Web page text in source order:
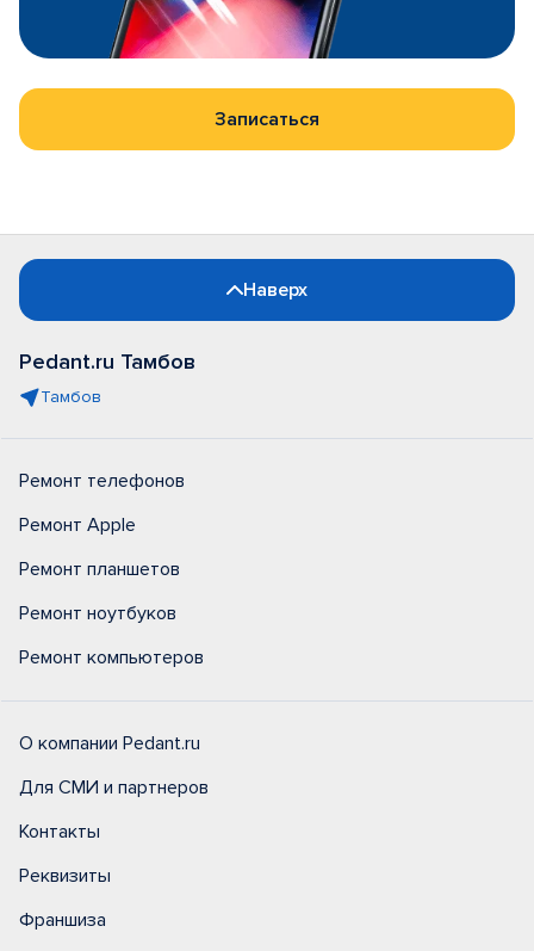
Записаться
Наверх
Pedant.ru Тамбов
Тамбов
Ремонт телефонов
Ремонт Apple
Ремонт планшетов
Ремонт ноутбуков
Ремонт компьютеров
О компании Pedant.ru
Для СМИ и партнеров
Контакты
Реквизиты
Франшиза